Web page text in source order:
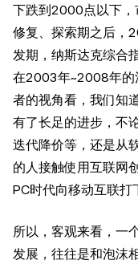
下跌到2000点以下，
修复、探索期之后，
发期，纳斯达克综合
在2003年~2008年的
者的视角看，我们知
有了长足的进步，不
迭代降价等，还是从
的人接触使用互联网
PC时代向移动互联打
所以，客观来看，一
发展，往往是和泡沫